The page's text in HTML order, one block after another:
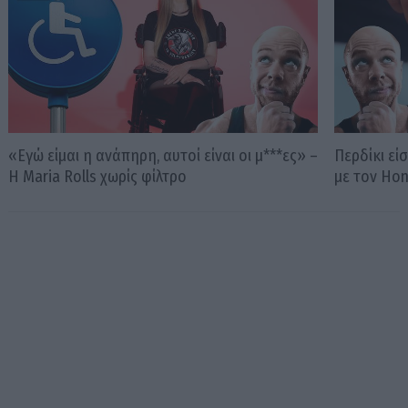
«Εγώ είμαι η ανάπηρη, αυτοί είναι οι μ***ες» –
Η Maria Rolls χωρίς φίλτρο
Περδίκι
με τον